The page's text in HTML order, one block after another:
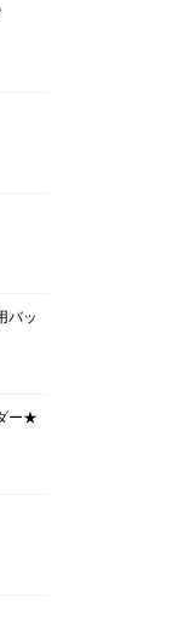
バッ
ー★